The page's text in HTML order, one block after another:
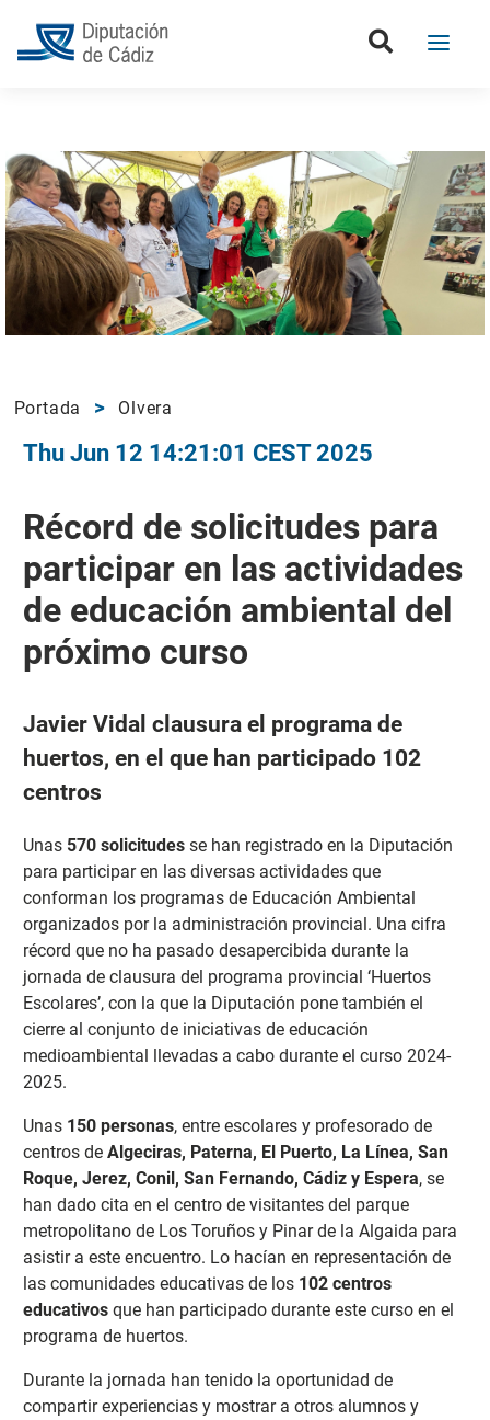
Portada Olvera
Thu Jun 12 14:21:01 CEST 2025
Récord de solicitudes para
participar en las actividades
de educación ambiental del
próximo curso
Javier Vidal clausura el programa de
huertos, en el que han participado 102
centros
Unas 570 solicitudesse han registrado en la Diputación
para participar en las diversas actividades que
conforman los programas de Educación Ambiental
organizados por la administración provincial. Una cifra
récord que no ha pasado desapercibida durante la
jornada de clausura del programa provincial ‘Huertos
Escolares’, con la que la Diputación pone también el
cierre al conjunto de iniciativas de educación
medioambiental llevadas a cabo durante el curso 2024-
2025.
Unas 150 personas, entre escolares y profesorado de
centros de Algeciras, Paterna, El Puerto, La Línea, San
Roque, Jerez, Conil, San Fernando, Cádiz y Espera, se
han dado cita en el centro de visitantes del parque
metropolitano de Los Toruños y Pinar de la Algaida para
asistir a este encuentro. Lo hacían en representación de
las comunidades educativas de los 102 centros
educativosque han participado durante este curso en el
programa de huertos.
Durante la jornada han tenido la oportunidad de
compartir experiencias y mostrar a otros alumnos y